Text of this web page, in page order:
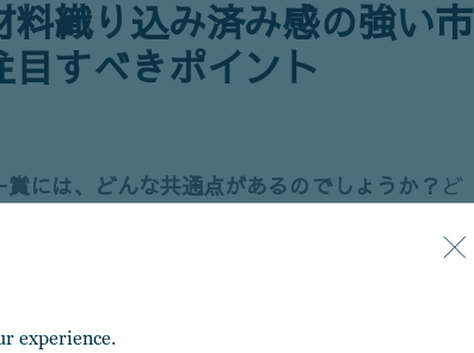
experience.
料織り込み済み感の強い市
すべきポイント
には、どんな共通点があるのでしょうか？ ど
範囲を拡大してきました。過去数十年の間に、
女子バスケットボール選手権は、出場チーム
、アカデミー賞は2002年に「最優秀アニメー